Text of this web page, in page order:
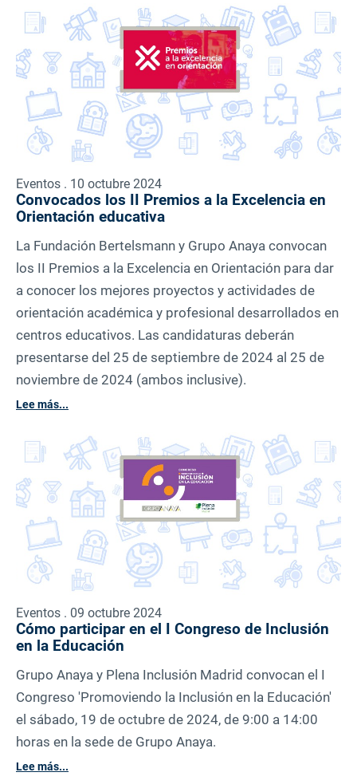
Eventos . 10 octubre 2024
Convocados los II Premios a la Excelencia en
Orientación educativa
La Fundación Bertelsmann y Grupo Anaya convocan
los II Premios a la Excelencia en Orientación para dar
a conocer los mejores proyectos y actividades de
orientación académica y profesional desarrollados en
centros educativos. Las candidaturas deberán
presentarse del 25 de septiembre de 2024 al 25 de
noviembre de 2024 (ambos inclusive).
Lee más...
Eventos . 09 octubre 2024
Cómo participar en el I Congreso de Inclusión
en la Educación
Grupo Anaya y Plena Inclusión Madrid convocan el I
Congreso 'Promoviendo la Inclusión en la Educación'
el sábado, 19 de octubre de 2024, de 9:00 a 14:00
horas en la sede de Grupo Anaya.
Lee más...